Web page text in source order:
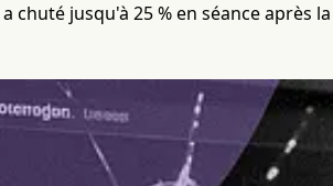
chuté jusqu'à 25 % en séance après